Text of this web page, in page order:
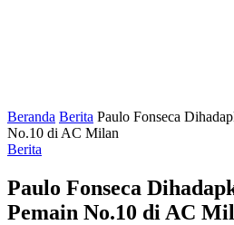
Beranda Berita Paulo Fonseca
No.10 di AC Milan
Berita
Paulo Fonseca
Pemain No.10 di AC